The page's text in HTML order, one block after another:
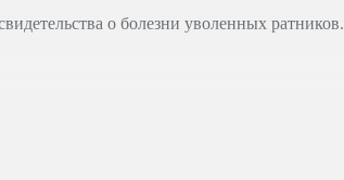
о болезни уволенных ратников.